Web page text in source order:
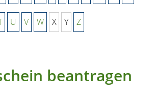
U V W X Y Z
beantragen